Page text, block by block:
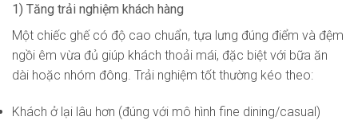
1) Tăng trải nghiệm khách hàng
Một chiếc ghế có độ cao chuẩn, tựa lưng đúng điểm và đệm
ngồi êm vừa đủ giúp khách thoải mái, đặc biệt với bữa ăn
dài hoặc nhóm đông. Trải nghiệm tốt thường kéo theo:
Khách ở lại lâu hơn (đúng với mô hình fine dining/casual)